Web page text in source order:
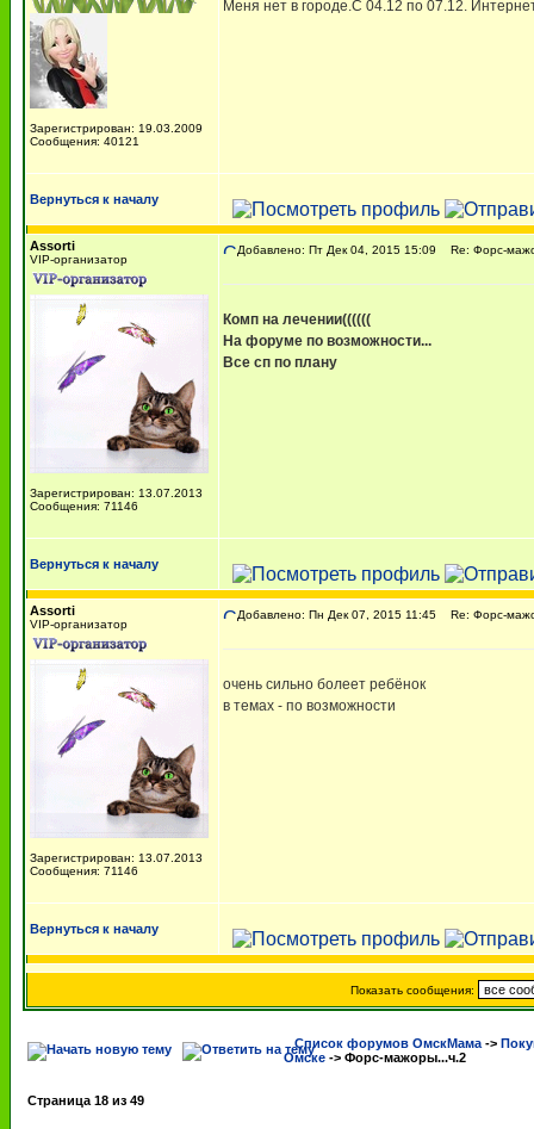
Зарегистрирован: 19.03.2009
Сообщения: 40121
Меня нет в городе.С 04.12 по 07.12.
Вернуться к началу
Assorti
VIP-организатор
Зарегистрирован: 13.07.2013
Сообщения: 71146
Добавлено: Пт Дек 04, 2015 15:09 Re: Форс-
Комп на лечении((((((
На форуме по возможности...
Все сп по плану
Вернуться к началу
Assorti
VIP-организатор
Зарегистрирован: 13.07.2013
Сообщения: 71146
Добавлено: Пн Дек 07, 2015 11:45 Re: Форс-
очень сильно болеет ребёнок
в темах - по возможности
Вернуться к началу
Показать сообщения:
Список форумов ОмскМама ->
Омске -> Форс-мажоры...ч.2
Страница 18 из 49